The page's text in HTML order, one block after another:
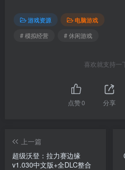
游戏资源
电脑游戏
# 模拟经营
# 休闲游戏
喜欢就支持一
点赞0 分享
上一篇
超级沃登：拉力赛边缘
v1.030中文版+全DLC整合